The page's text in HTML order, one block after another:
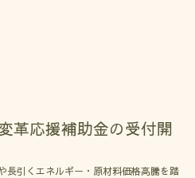
革応援補助金の受付開
長引くエネルギー・原材料価格高騰を踏